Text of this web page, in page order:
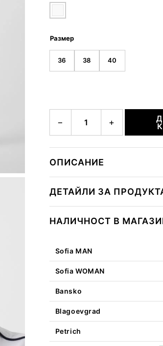
Размер
36 38 40
− +
ОПИСАНИЕ
ДЕТАЙЛИ ЗА
НАЛИЧНОСТ В
Sofia MAN
Sofia WOMAN
Bansko
Blagoevgrad
Petrich